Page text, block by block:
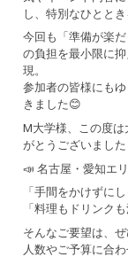
し、特別なひとと
今回も「準備が楽
の負担を最小限に
現。
参加者の皆様にも
きました😊
M大学様、この度は
がとうございました
📣 名古屋・愛知エ
「手間をかけずに
「料理もドリンク
そんなご要望は、
人数やご予算に合